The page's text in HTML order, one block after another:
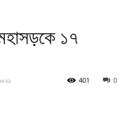
১৭
0
401